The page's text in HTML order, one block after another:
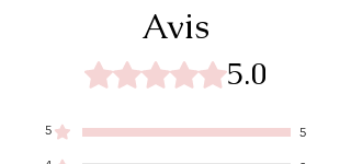
Valeur totale : 347,99 $ |
Offert en bundle dès
285,99 $ ou 264,85 $ avec
abonnement
Avis
Noté 5 sur 5. 5.0
5
5